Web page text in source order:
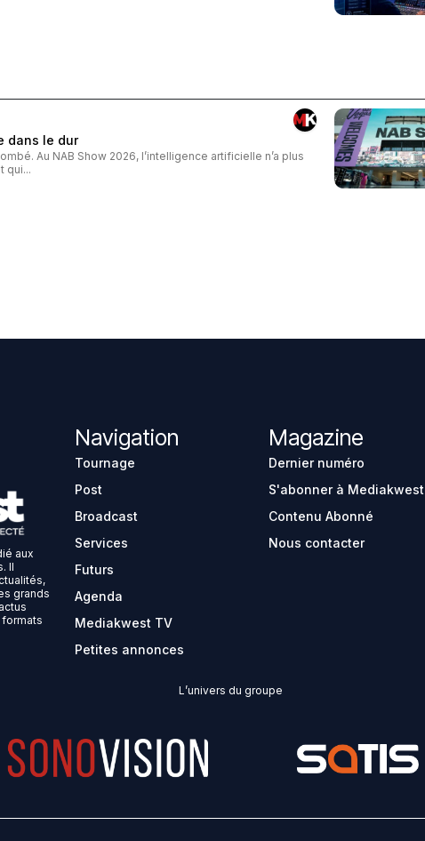
dans le dur
Au NAB Show 2026, l’intelligence artificielle n’a plus
qui...
aux
Il
grands
formats
Navigation
Tournage
Post
Broadcast
Services
Futurs
Agenda
Mediakwest TV
Petites annonces
Magazine
Dernier numéro
S'abonner à Mediakwest
Contenu Abonné
Nous contacter
L’univers du groupe